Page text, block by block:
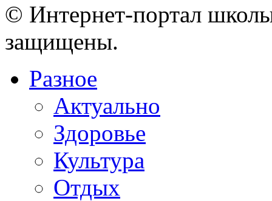
© Интернет-портал
защищены.
Разное
Актуально
Здоровье
Культура
Отдых